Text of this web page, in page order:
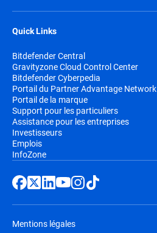
Quick Links
Bitdefender Central
Gravityzone Cloud Control Center
Bitdefender Cyberpedia
Portail du Partner Advantage Network
Portail de la marque
Support pour les particuliers
Assistance pour les entreprises
Investisseurs
Emplois
InfoZone
Mentions légales